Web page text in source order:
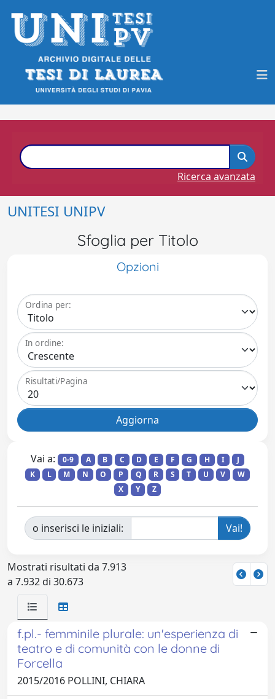
Ricerca avanzata
UNITESI UNIPV
Sfoglia per Titolo
Opzioni
Ordina per:
In ordine:
Risultati/Pagina
Vai a: 0-9 A B C D E F G H I
J
K
L M N O P Q R S T U V
W
X
Y Z
o inserisci le iniziali:
Mostrati risultati da 7.913
a 7.932 di 30.673
f.pl.- femminile plurale: un'esperienza di
teatro e di comunità con le donne di
Forcella
2015/2016 POLLINI, CHIARA